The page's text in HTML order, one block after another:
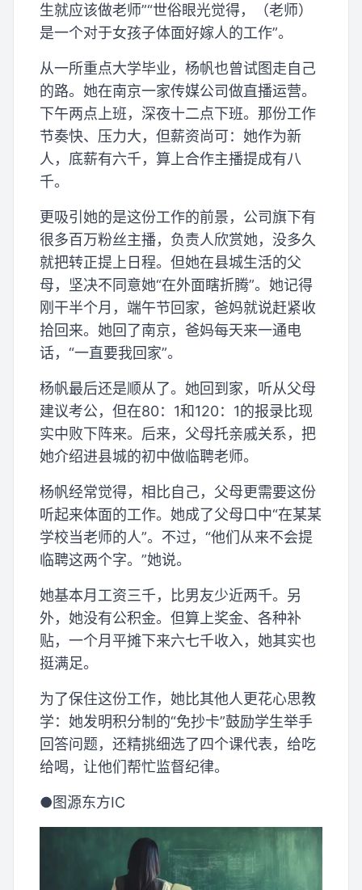
生就应该做老师”“世俗眼光觉得，（老师）
是一个对于女孩子体面好嫁人的工作”。
从一所重点大学毕业，杨帆也曾试图走自己
的路。她在南京一家传媒公司做直播运营。
下午两点上班，深夜十二点下班。那份工作
节奏快、压力大，但薪资尚可：她作为新
人，底薪有六千，算上合作主播提成有八
千。
更吸引她的是这份工作的前景，公司旗下有
很多百万粉丝主播，负责人欣赏她，没多久
就把转正提上日程。但她在县城生活的父
母，坚决不同意她“在外面瞎折腾”。她记得
刚干半个月，端午节回家，爸妈就说赶紧收
拾回来。她回了南京，爸妈每天来一通电
话，“一直要我回家”。
杨帆最后还是顺从了。她回到家，听从父母
建议考公，但在80：1和120：1的报录比现
实中败下阵来。后来，父母托亲戚关系，把
她介绍进县城的初中做临聘老师。
杨帆经常觉得，相比自己，父母更需要这份
听起来体面的工作。她成了父母口中“在某某
学校当老师的人”。不过，“他们从来不会提
临聘这两个字。”她说。
她基本月工资三千，比男友少近两千。另
外，她没有公积金。但算上奖金、各种补
贴，一个月平摊下来六七千收入，她其实也
挺满足。
为了保住这份工作，她比其他人更花心思教
学：她发明积分制的“免抄卡”鼓励学生举手
回答问题，还精挑细选了四个课代表，给吃
给喝，让他们帮忙监督纪律。
●图源东方IC